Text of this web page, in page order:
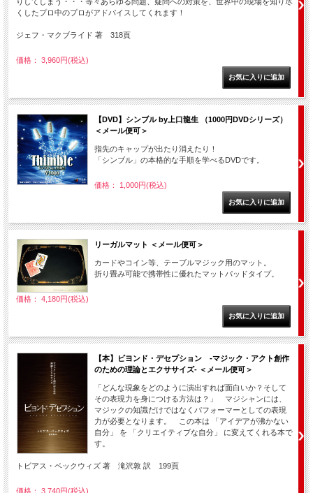
くしたプロ中のプロがアドバイスしてくれます！
ジェフ・マクブライド 著 318頁
価格： 3,960円(税込)
【DVD】シンブル by上口龍生 （1000円DVDシリーズ）
＜メール便可＞
指先のキャップが出たり消えたり！
「シンブル」の本格的な手順を学べるDVDです。
価格： 1,000円(税込)
リーガルマット ＜メール便可＞
カードやコイン等、テーブルマジック用のマット。
折り畳み可能で携帯性に優れたマットパッドタイプ。
価格： 4,180円(税込)
【本】ビヨンド・デセプション -マジック・アクト創作
のための理論とエクササイズ- ＜メール便可＞
「どんな現象をどのように演出すれば面白いか？そして
その表現力を身につける方法は？」 マジシャンには、
マジックの知識だけではなくパフォーマーとしての表現
力が必要となります。 この本は 「アイデアが沸かない
自分」 を 「クリエイティブな自分」 に変えてくれる本で
す。
トビアス・ベックウィズ 著 滝沢敦 訳 199頁
価格： 3,740円(税込)